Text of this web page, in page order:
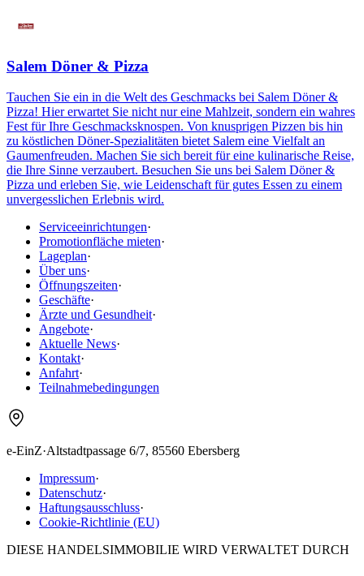
Salem Döner & Pizza
Tauchen Sie ein in die Welt des Geschmacks bei Salem Döner &
Pizza! Hier erwartet Sie nicht nur eine Mahlzeit, sondern ein wahres
Fest für Ihre Geschmacksknospen. Von knusprigen Pizzen bis hin
zu köstlichen Döner-Spezialitäten bietet Salem eine Vielfalt an
Gaumenfreuden. Machen Sie sich bereit für eine kulinarische Reise,
die Ihre Sinne verzaubert. Besuchen Sie uns bei Salem Döner &
Pizza und erleben Sie, wie Leidenschaft für gutes Essen zu einem
unvergesslichen Erlebnis wird.
Serviceeinrichtungen·
Promotionfläche mieten·
Lageplan·
Über uns·
Öffnungszeiten·
Geschäfte·
Ärzte und Gesundheit·
Angebote·
Aktuelle News·
Kontakt·
Anfahrt·
Teilnahmebedingungen
e-EinZ·Altstadtpassage 6/7, 85560 Ebersberg
Impressum·
Datenschutz·
Haftungsausschluss·
Cookie-Richtlinie (EU)
DIESE HANDELSIMMOBILIE WIRD VERWALTET DURCH